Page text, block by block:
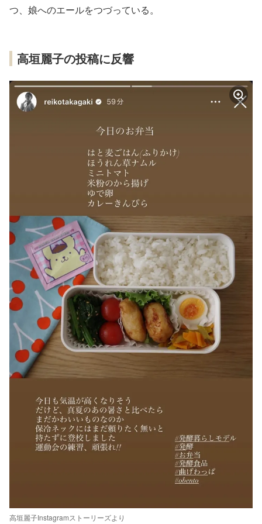
つ、娘へのエールをつづっている。
高垣麗子の投稿に反響
高垣麗子Instagramストーリーズより